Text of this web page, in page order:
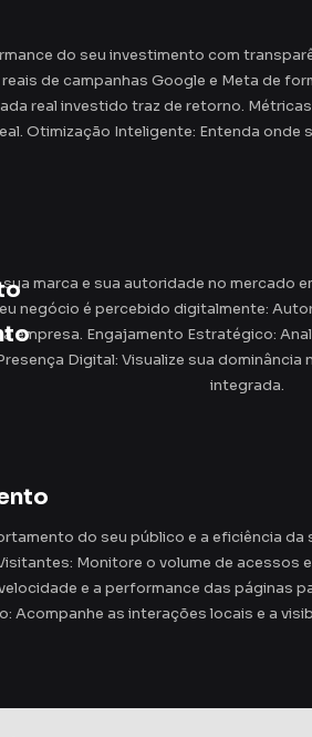
do seu investimento com
de campanhas Google e Meta de
real investido traz de retorno.
Otimização Inteligente: Entenda onde
marca e sua autoridade no mercado
negócio é percebido digitalmente:
empresa. Engajamento Estratégico:
Digital: Visualize sua
integrada.
do seu público e a eficiência
Monitore o volume de acessos
e a performance das páginas
Acompanhe as interações locais e a